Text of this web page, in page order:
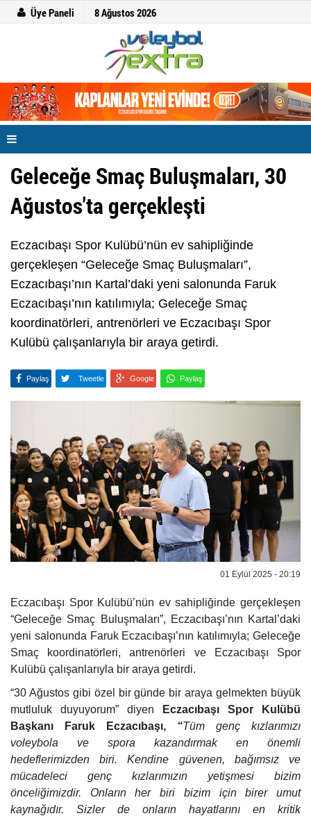
Üye Paneli 8 Ağustos 2026
Geleceğe Smaç Buluşmaları, 30
Ağustos'ta gerçekleşti
Eczacıbaşı Spor Kulübü’nün ev sahipliğinde
gerçekleşen “Geleceğe Smaç Buluşmaları”,
Eczacıbaşı’nın Kartal’daki yeni salonunda Faruk
Eczacıbaşı’nın katılımıyla; Geleceğe Smaç
koordinatörleri, antrenörleri ve Eczacıbaşı Spor
Kulübü çalışanlarıyla bir araya getirdi.
Paylaş Tweetle Google Paylaş
01 Eylül 2025 - 20:19
Eczacıbaşı Spor Kulübü’nün ev sahipliğinde gerçekleşen
“Geleceğe Smaç Buluşmaları”, Eczacıbaşı’nın Kartal’daki
yeni salonunda Faruk Eczacıbaşı’nın katılımıyla; Geleceğe
Smaç koordinatörleri, antrenörleri ve Eczacıbaşı Spor
Kulübü çalışanlarıyla bir araya getirdi.
“30 Ağustos gibi özel bir günde bir araya gelmekten büyük
mutluluk duyuyorum” diyen
Eczacıbaşı Spor Kulübü
Başkanı Faruk Eczacıbaşı, “Tüm genç kızlarımızı
voleybola ve spora kazandırmak en önemli
hedeflerimizden biri. Kendine güvenen, bağımsız ve
mücadeleci genç kızlarımızın yetişmesi bizim
önceliğimizdir. Onların her biri bizim için birer umut
kaynağıdır. Sizler de onların hayatlarını en kritik